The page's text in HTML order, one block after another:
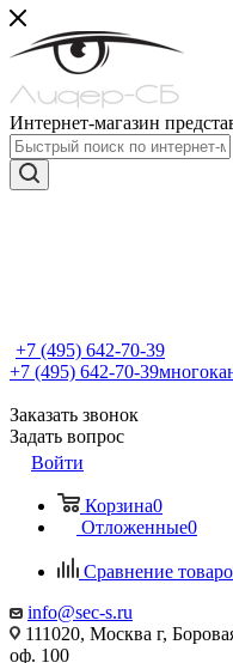
Интернет-магазин
+7 (495) 642-70-39
+7 (495) 642-70-39
Заказать звонок
Задать вопрос
Войти
Корзина0
Отложенные0
Сравнение
info@sec-s.ru
111020, Москва г,
оф. 100